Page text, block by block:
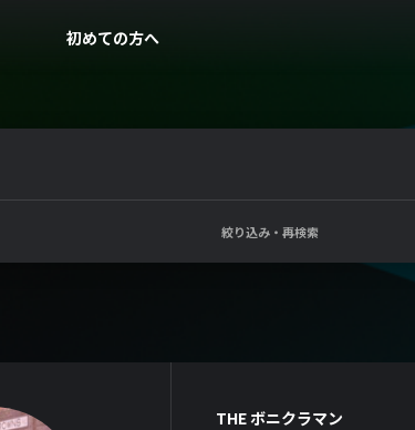
OMATSURI STREAM初めての方へ
絞り込み・再検索
THE ボニクラマン